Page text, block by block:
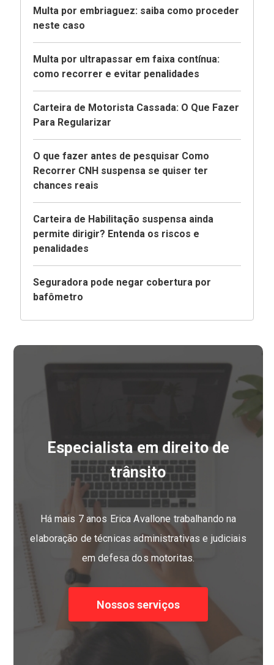
Multa por embriaguez: saiba como proceder
neste caso
Multa por ultrapassar em faixa contínua:
como recorrer e evitar penalidades
Carteira de Motorista Cassada: O Que Fazer
Para Regularizar
O que fazer antes de pesquisar Como
Recorrer CNH suspensa se quiser ter
chances reais
Carteira de Habilitação suspensa ainda
permite dirigir? Entenda os riscos e
penalidades
Seguradora pode negar cobertura por
bafômetro
Especialista em direito de
trânsito
Há mais 7 anos Erica Avallone trabalhando na
elaboração de técnicas administrativas e judiciais
em defesa dos motoritas.
Nossos serviços